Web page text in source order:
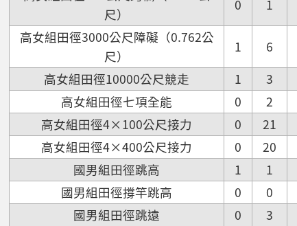
尺）
0 1
高女組田徑3000公尺障礙（0.762公
尺）
1 6
高女組田徑10000公尺競走
1 3
高女組田徑七項全能
0 2
高女組田徑4×100公尺接力
0 21
高女組田徑4×400公尺接力
0 20
國男組田徑跳高
1 1
國男組田徑撐竿跳高
0 0
國男組田徑跳遠
0 3